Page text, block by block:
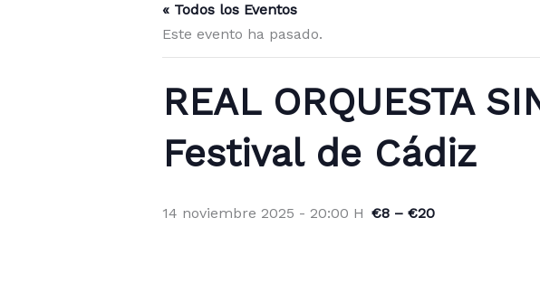
« Todos los Eventos
Este evento ha pasado.
REAL ORQUESTA
Festival de Cádiz
14 noviembre 2025 - 20:00 H €8 – €20